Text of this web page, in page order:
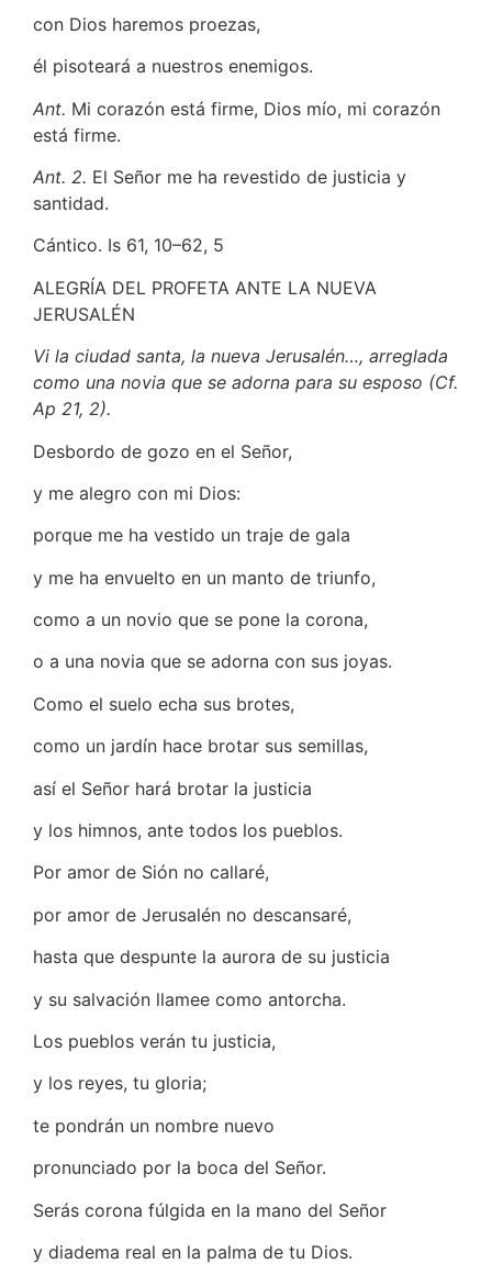
con Dios haremos proezas,
él pisoteará a nuestros enemigos.
Ant. Mi corazón está firme, Dios mío, mi corazón
está firme.
Ant. 2. El Señor me ha revestido de justicia y
santidad.
Cántico. Is 61, 10–62, 5
ALEGRÍA DEL PROFETA ANTE LA NUEVA
JERUSALÉN
Vi la ciudad santa, la nueva Jerusalén…, arreglada
como una novia que se adorna para su esposo (Cf.
Ap 21, 2).
Desbordo de gozo en el Señor,
y me alegro con mi Dios:
porque me ha vestido un traje de gala
y me ha envuelto en un manto de triunfo,
como a un novio que se pone la corona,
o a una novia que se adorna con sus joyas.
Como el suelo echa sus brotes,
como un jardín hace brotar sus semillas,
así el Señor hará brotar la justicia
y los himnos, ante todos los pueblos.
Por amor de Sión no callaré,
por amor de Jerusalén no descansaré,
hasta que despunte la aurora de su justicia
y su salvación llamee como antorcha.
Los pueblos verán tu justicia,
y los reyes, tu gloria;
te pondrán un nombre nuevo
pronunciado por la boca del Señor.
Serás corona fúlgida en la mano del Señor
y diadema real en la palma de tu Dios.